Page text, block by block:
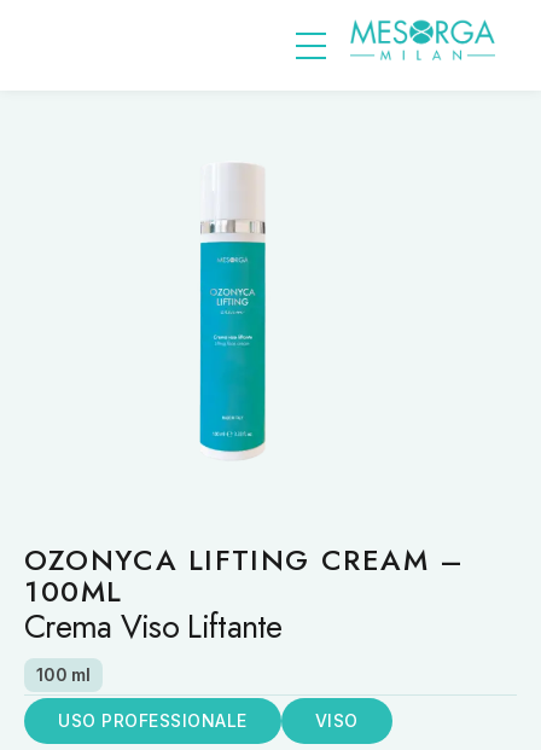
OZONYCA LIFTING CREAM –
100ML
Crema Viso Liftante
100 ml
USO PROFESSIONALE VISO